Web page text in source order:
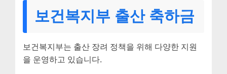
보건복지부 출산 축하금
보건복지부는 출산 장려 정책을 위해 다양한 지원
을 운영하고 있습니다.